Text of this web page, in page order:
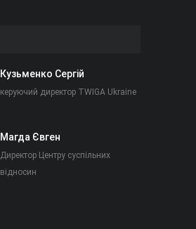
Кузьменко Сергій
керуючий директор TWIGA Ukraine
Магда Євген
Директор Центру суспільних
відносин